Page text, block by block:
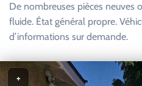
De nombreuses pièces neuves
fluide. État général propre.
d’informations sur demande.
+